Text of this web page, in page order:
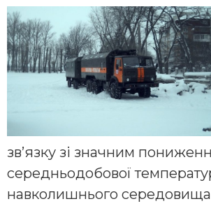
зв’язку зі значним
середньодобової
навколишнього